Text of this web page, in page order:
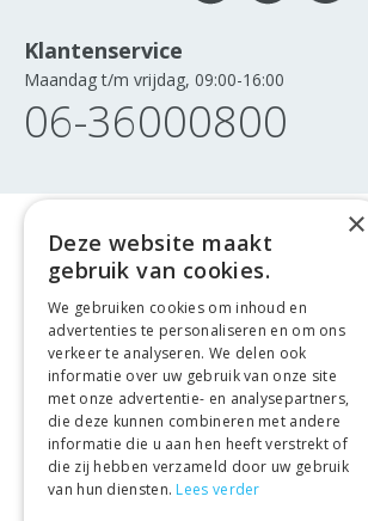
Klantenservice
Maandag t/m vrijdag, 09:00-16:00
06-36000800
GRATIS VERZENDING VANAF
GEMAKKELIJKRETOURNEREN
LAAGSTEPRIJSGARANTIE
×
Deze website maakt
gebruik van cookies.
We gebruiken cookies om inhoud en
advertenties te personaliseren en om ons
verkeer te analyseren. We delen ook
informatie over uw gebruik van onze site
met onze advertentie- en analysepartners,
die deze kunnen combineren met andere
informatie die u aan hen heeft verstrekt of
die zij hebben verzameld door uw gebruik
van hun diensten. Lees verder